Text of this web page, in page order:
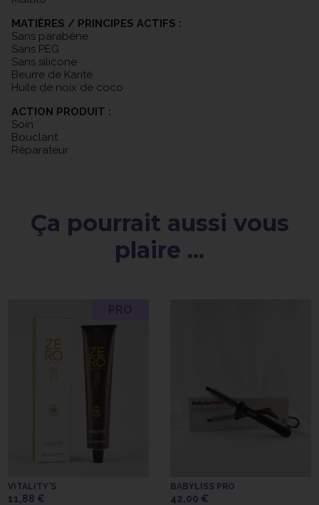
MATIÈRES / PRINCIPES ACTIFS :
Sans parabène
Sans PEG
Sans silicone
Beurre de Karité
Huile de noix de coco
ACTION PRODUIT :
Soin
Bouclant
Réparateur
Ça pourrait aussi vous
plaire ...
VITALITY'S
11,88 €
BABYLISS PRO
42,00 €